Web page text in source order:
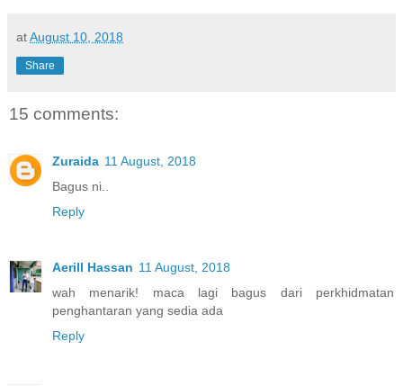
atAugust 10, 2018
Share
15 comments:
Zuraida 11 August, 2018
Bagus ni..
Reply
Aerill Hassan 11 August, 2018
wah menarik! maca lagi bagus dari perkhidmatan
penghantaran yang sedia ada
Reply